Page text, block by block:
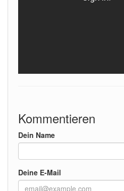
Kommentieren
Dein Name
Deine E-Mail